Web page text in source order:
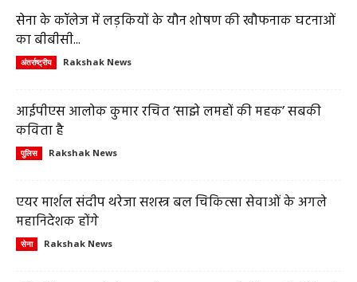
सेना के कॉलेज में लड़कियों के यौन शोषण की खौफनाक घटनाओं
का बीबीसी...
अंतर्राष्ट्रीय Rakshak News
आईपीएस आलोक कुमार रचित ‘साझे लमहों की महक’ सबकी
कविता है
पुलिस Rakshak News
एयर मार्शल संदीप थरेजा सशस्त्र बल चिकित्सा सेवाओं के अगले
महानिदेशक होंगे
सेना Rakshak News